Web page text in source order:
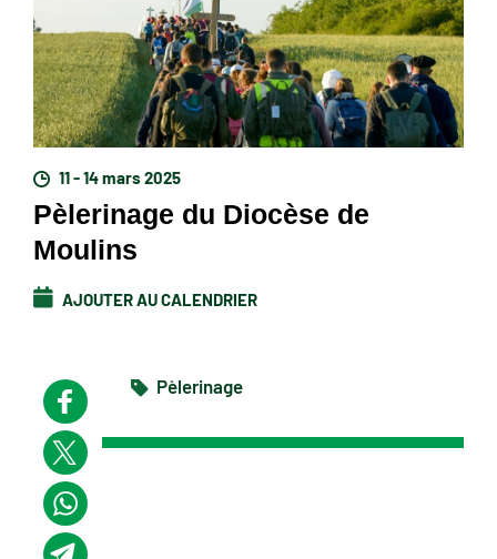
11 - 14 mars 2025
Pèlerinage du Diocèse de
Moulins
AJOUTER AU CALENDRIER
Pèlerinage